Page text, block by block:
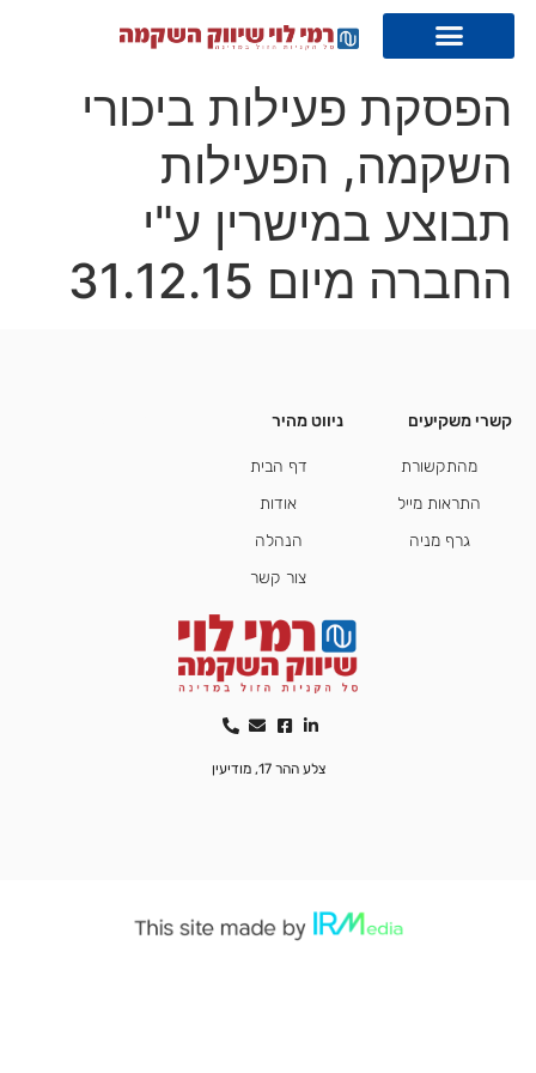
הפסקת פעילות ביכורי
השקמה, הפעילות
תבוצע במישרין ע"י
החברה מיום 31.12.15
קשרי משקיעים
מהתקשורת
התראות מייל
גרף מניה
ניווט מהיר
דף הבית
אודות
הנהלה
צור קשר
צלע ההר 17, מודיעין